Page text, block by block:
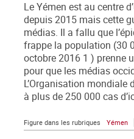
Le Yémen est au centre
depuis 2015 mais cette
médias. Il a fallu que
frappe la population (30
octobre 2016 1 ) prenne
pour que les médias
L’Organisation mondiale
à plus de 250 000 cas
Figure dans les rubriques Yémen